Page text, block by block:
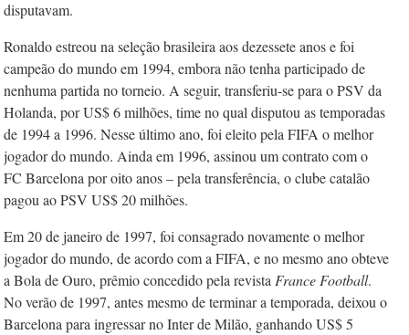
disputavam.
Ronaldo estreou na seleção brasileira aos dezessete anos e foi
campeão do mundo em 1994, embora não tenha participado de
nenhuma partida no torneio. A seguir, transferiu-se para o PSV da
Holanda, por US$ 6 milhões, time no qual disputou as temporadas
de 1994 a 1996. Nesse último ano, foi eleito pela FIFA o melhor
jogador do mundo. Ainda em 1996, assinou um contrato com o
FC Barcelona por oito anos – pela transferência, o clube catalão
pagou ao PSV US$ 20 milhões.
Em 20 de janeiro de 1997, foi consagrado novamente o melhor
jogador do mundo, de acordo com a FIFA, e no mesmo ano obteve
a Bola de Ouro, prêmio concedido pela revista France Football.
No verão de 1997, antes mesmo de terminar a temporada, deixou o
Barcelona para ingressar no Inter de Milão, ganhando US$ 5